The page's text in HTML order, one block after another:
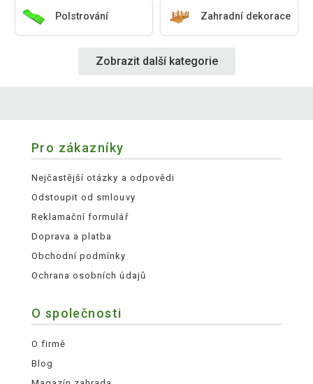
Polstrování Zahradní dekorace
Zobrazit další kategorie
Pro zákazníky
Nejčastější otázky a odpovědi
Odstoupit od smlouvy
Reklamační formulář
Doprava a platba
Obchodní podmínky
Ochrana osobních údajů
O společnosti
O firmě
Blog